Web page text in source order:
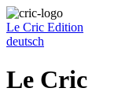
Le Cric Edition
deutsch
Le Cric